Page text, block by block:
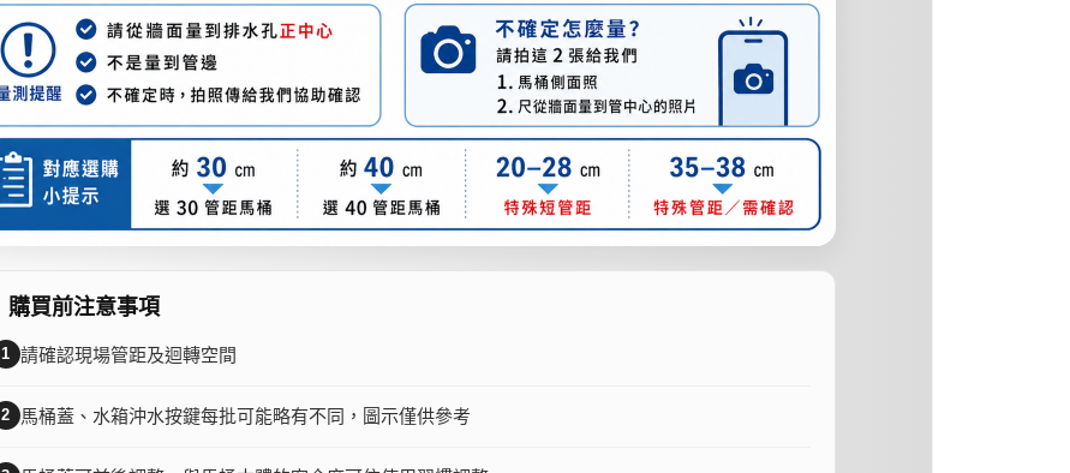
購買前注意事項
1 請確認現場管距及迴轉空間
2 馬桶蓋、水箱沖水按鍵每批可能略有不同，圖示僅供參考